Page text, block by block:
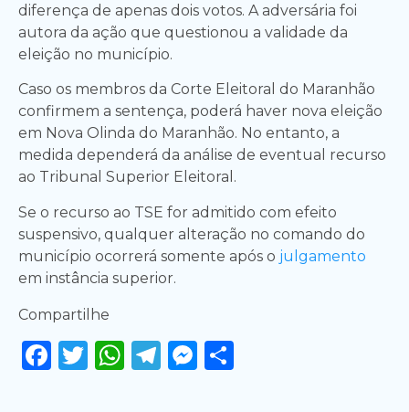
diferença de apenas dois votos. A adversária foi
autora da ação que questionou a validade da
eleição no município.
Caso os membros da Corte Eleitoral do Maranhão
confirmem a sentença, poderá haver nova eleição
em Nova Olinda do Maranhão. No entanto, a
medida dependerá da análise de eventual recurso
ao Tribunal Superior Eleitoral.
Se o recurso ao TSE for admitido com efeito
suspensivo, qualquer alteração no comando do
município ocorrerá somente após o julgamento
em instância superior.
Compartilhe
Facebook
Twitter
WhatsApp
Telegram
Messenger